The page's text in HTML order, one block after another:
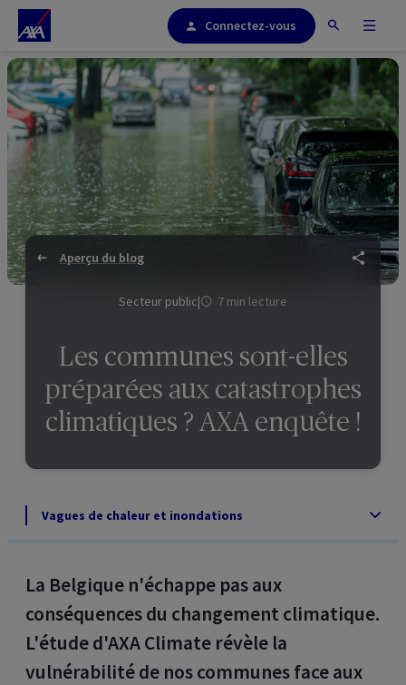
Connectez-vous
Aperçu du blog
Secteur public| 7 min lecture
Les communes sont-elles
préparées aux catastrophes
climatiques ? AXA enquête !
Vagues de chaleur et inondations
La Belgique n'échappe pas aux
conséquences du changement climatique.
L'étude d'AXA Climate révèle la
vulnérabilité de nos communes face aux